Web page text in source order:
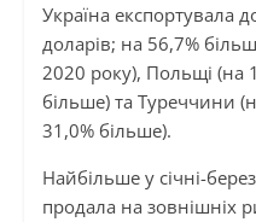
Україна експортувала
доларів; на 56,7%
2020 року), Польщі (на
більше) та Туреччини
31,0% більше).
Найбільше у січні-
продала на зовнішніх